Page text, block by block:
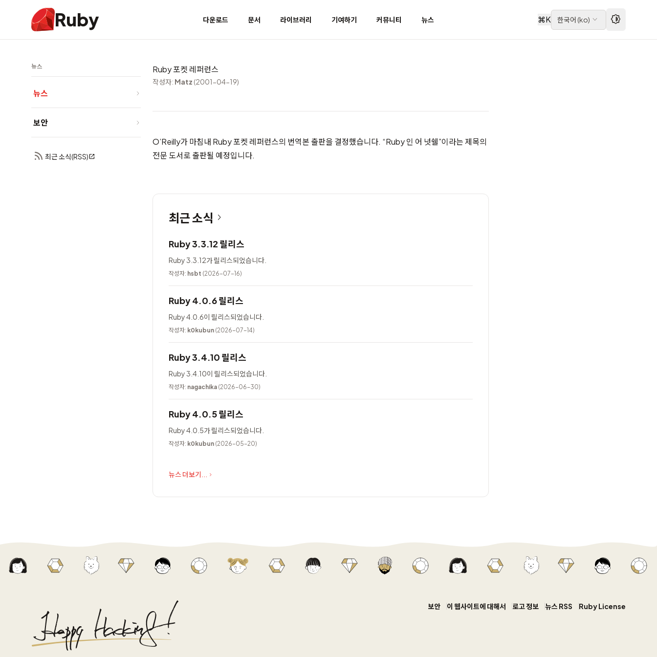
Ruby 다운로드 문서 라이브러리 기여하기 커뮤니티 뉴스 ⌘K 한국어(ko)
뉴스
뉴스
보안
최근 소식(RSS)
Ruby 포켓 레퍼런스
작성자: Matz (2001-04-19)
O’Reilly가 마침내 Ruby 포켓 레퍼런스의 번역본 출판을 결정했습니다. “Ruby 인 어 넛쉘”이라는 제목의
전문 도서로 출판될 예정입니다.
최근 소식
Ruby 3.3.12 릴리스
Ruby 3.3.12가 릴리스되었습니다.
작성자: hsbt (2026-07-16)
Ruby 4.0.6 릴리스
Ruby 4.0.6이 릴리스되었습니다.
작성자: k0kubun (2026-07-14)
Ruby 3.4.10 릴리스
Ruby 3.4.10이 릴리스되었습니다.
작성자: nagachika (2026-06-30)
Ruby 4.0.5 릴리스
Ruby 4.0.5가 릴리스되었습니다.
작성자: k0kubun (2026-05-20)
뉴스 더보기...
보안 이 웹사이트에 대해서 로고 정보 뉴스 RSS Ruby License